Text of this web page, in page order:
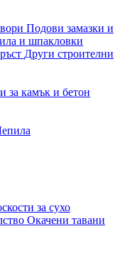
Подови замазки и
и шпакловки
Други строителни
за камък и бетон
за сухо
Окачени тавани